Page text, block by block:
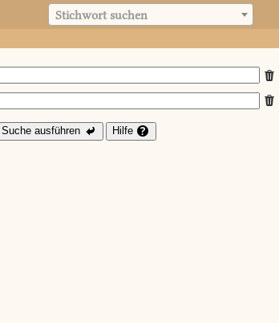
Stichwort suchen
Suche ausführen Hilfe